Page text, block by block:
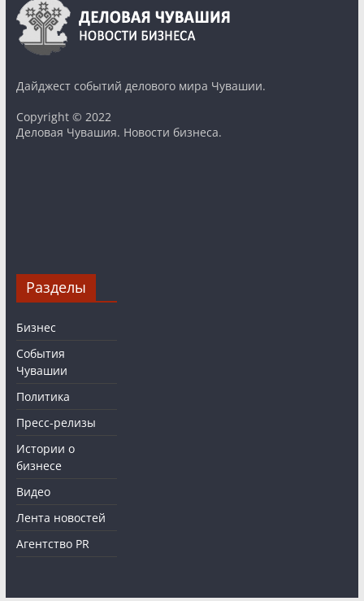
Дайджест событий делового мира Чувашии.
Copyright © 2022
Деловая Чувашия. Новости бизнеса.
Разделы
Бизнес
События
Чувашии
Политика
Пресс-релизы
Истории о
бизнесе
Видео
Лента новостей
Агентство PR